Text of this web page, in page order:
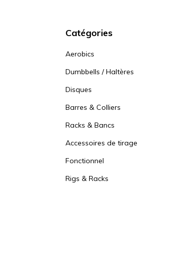
Catégories
Aerobics
Dumbbells / Haltères
Disques
Barres & Colliers
Racks & Bancs
Accessoires de tirage
Fonctionnel
Rigs & Racks